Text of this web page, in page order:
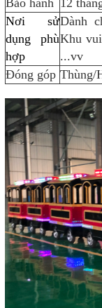
Bảo hành 12
Nơi sử
dụng phù
hợp
Dành
Khu
...vv
Đóng góp Thùng/